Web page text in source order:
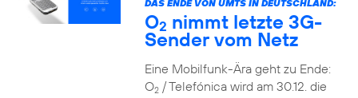
DAS ENDE VON UMTS IN DEUTSCHLAND:
O2 nimmt letzte 3G-
Sender vom Netz
Eine Mobilfunk-Ära geht zu Ende:
O2/ Telefónica wird am 30.12. die